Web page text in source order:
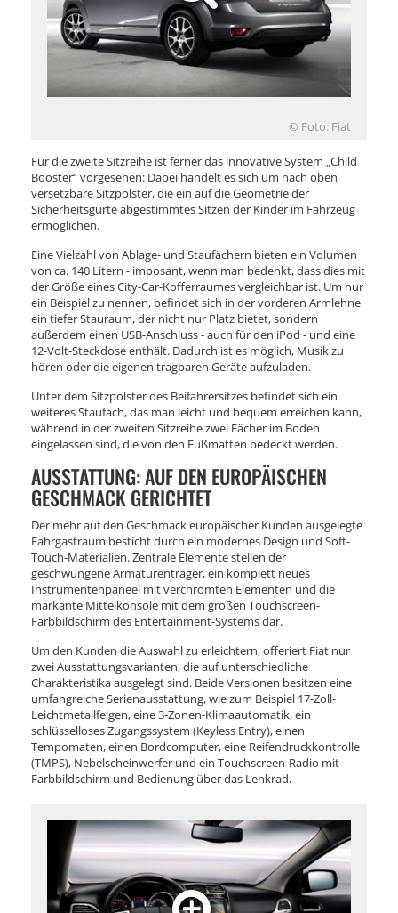
© Foto: Fiat
Für die zweite Sitzreihe ist ferner das innovative System „Child
Booster“ vorgesehen: Dabei handelt es sich um nach oben
versetzbare Sitzpolster, die ein auf die Geometrie der
Sicherheitsgurte abgestimmtes Sitzen der Kinder im Fahrzeug
ermöglichen.
Eine Vielzahl von Ablage- und Staufächern bieten ein Volumen
von ca. 140 Litern - imposant, wenn man bedenkt, dass dies mit
der Größe eines City-Car-Kofferraumes vergleichbar ist. Um nur
ein Beispiel zu nennen, befindet sich in der vorderen Armlehne
ein tiefer Stauraum, der nicht nur Platz bietet, sondern
außerdem einen USB-Anschluss - auch für den iPod - und eine
12-Volt-Steckdose enthält. Dadurch ist es möglich, Musik zu
hören oder die eigenen tragbaren Geräte aufzuladen.
Unter dem Sitzpolster des Beifahrersitzes befindet sich ein
weiteres Staufach, das man leicht und bequem erreichen kann,
während in der zweiten Sitzreihe zwei Fächer im Boden
eingelassen sind, die von den Fußmatten bedeckt werden.
AUSSTATTUNG: AUF DEN EUROPÄISCHEN
GESCHMACK GERICHTET
Der mehr auf den Geschmack europäischer Kunden ausgelegte
Fahrgastraum besticht durch ein modernes Design und Soft-
Touch-Materialien. Zentrale Elemente stellen der
geschwungene Armaturenträger, ein komplett neues
Instrumentenpaneel mit verchromten Elementen und die
markante Mittelkonsole mit dem großen Touchscreen-
Farbbildschirm des Entertainment-Systems dar.
Um den Kunden die Auswahl zu erleichtern, offeriert Fiat nur
zwei Ausstattungsvarianten, die auf unterschiedliche
Charakteristika ausgelegt sind. Beide Versionen besitzen eine
umfangreiche Serienausstattung, wie zum Beispiel 17-Zoll-
Leichtmetallfelgen, eine 3-Zonen-Klimaautomatik, ein
schlüsselloses Zugangssystem (Keyless Entry), einen
Tempomaten, einen Bordcomputer, eine Reifendruckkontrolle
(TMPS), Nebelscheinwerfer und ein Touchscreen-Radio mit
Farbbildschirm und Bedienung über das Lenkrad.